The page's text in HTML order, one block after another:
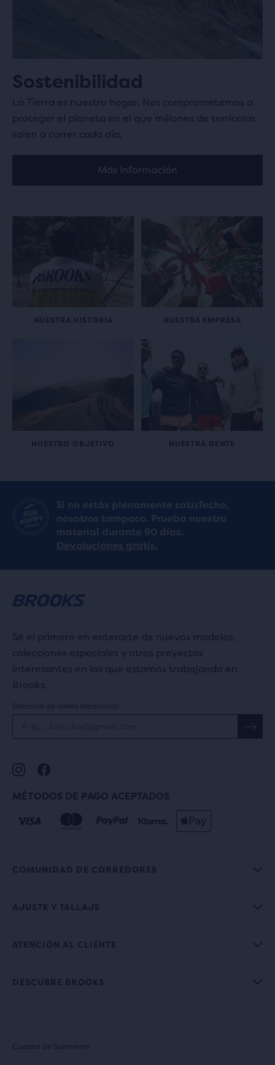
Sostenibilidad
La Tierra es nuestro hogar. Nos comprometemos a
proteger el planeta en el que millones de terrícolas
salen a correr cada día.
Más información
NUESTRA HISTORIA NUESTRA EMPRESA
NUESTRO OBJETIVO NUESTRA GENTE
Si no estás plenamente satisfecho,
nosotros tampoco. Prueba nuestro
material durante 90 días.
Devoluciones gratis.
Sé el primero en enterarte de nuevos modelos,
colecciones especiales y otros proyectos
interesantes en los que estamos trabajando en
Brooks.
Dirección de correo electrónico
MÉTODOS DE PAGO ACEPTADOS
COMUNIDAD DE CORREDORES
AJUSTE Y TALLAJE
ATENCIÓN AL CLIENTE
DESCUBRE BROOKS
Cadena de Suministro